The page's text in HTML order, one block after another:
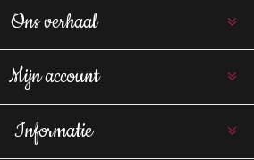
Ons verhaal
Mijn account
Informatie